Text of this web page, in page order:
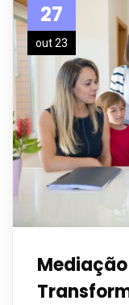
27
out 23